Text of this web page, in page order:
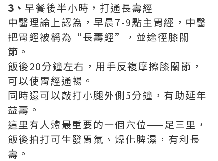
3、 早餐後半小時，打通長壽經
中醫理論上認為，早晨7-9點主胃經，中醫
把胃經被稱為“長壽經”，並途徑膝關
節。
飯後20分鐘左右，用手反複摩擦膝關節，
可以使胃經通暢。
同時還可以敲打小腿外側5分鐘，有助延年
益壽。
這里有人體最重要的一個穴位——足三里，
飯後拍打可生發胃氣、燥化脾濕，有利長
壽。